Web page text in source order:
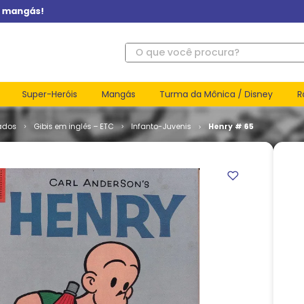
mangás!
O que você procura?
Super-Heróis Mangás Turma da Mônica / Disney
Gibis em inglês – ETC Infanto-Juvenis Henry # 65